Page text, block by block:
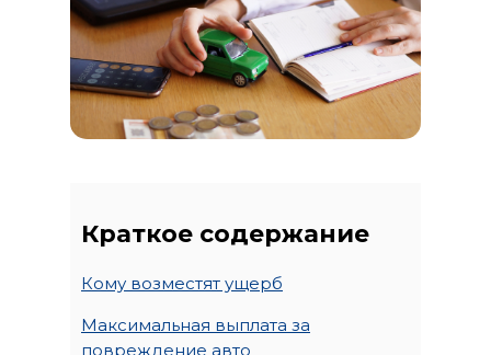
Краткое содержание
Кому возместят ущерб
Максимальная выплата за
повреждение авто